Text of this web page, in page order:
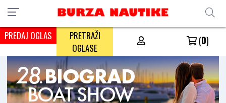
PREDAJ OGLAS
PRETRAŽI
OGLASE
(0)